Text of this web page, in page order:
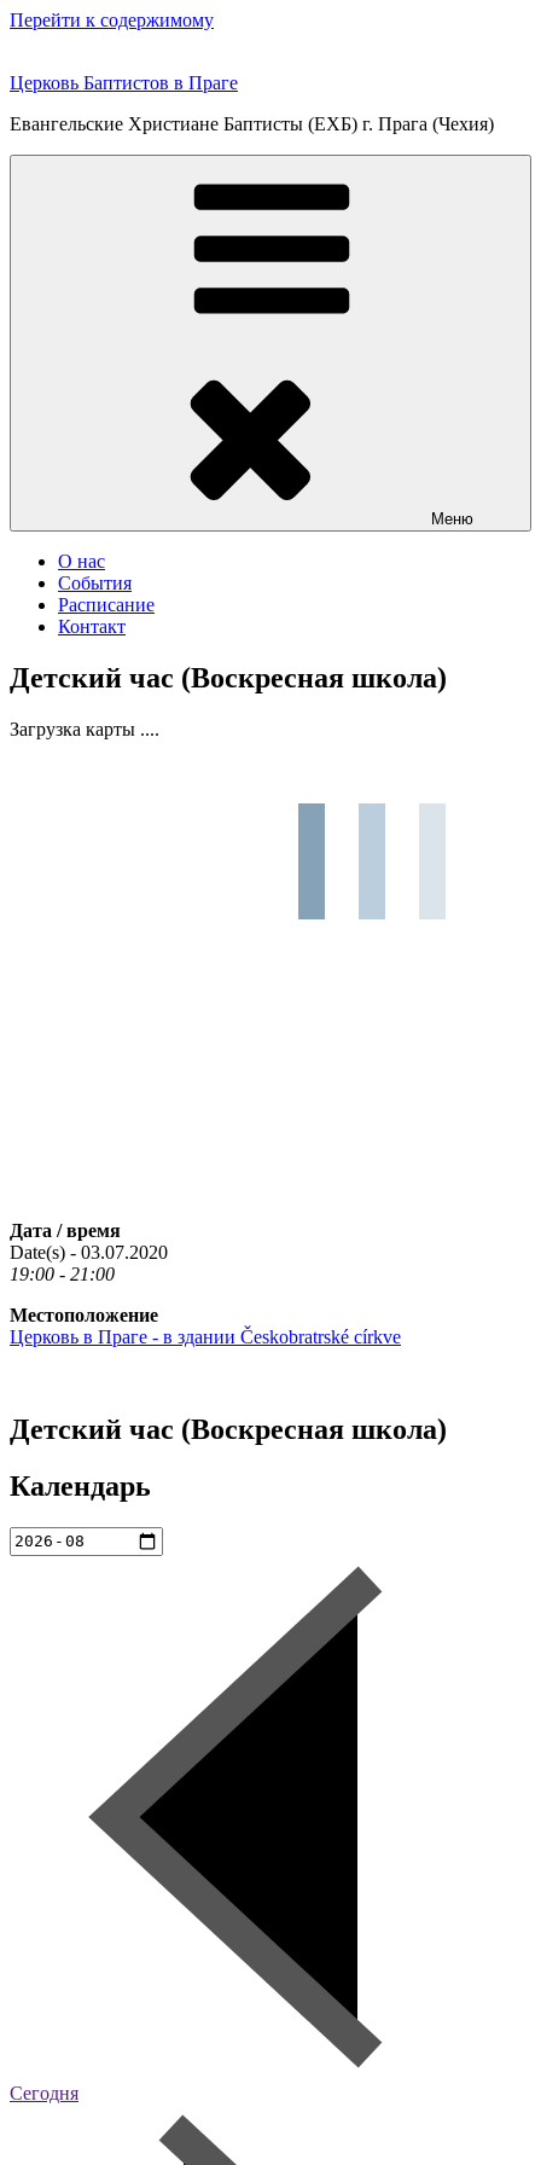
Перейти к содержимому
Церковь Баптистов в Праге
Евангельские Христиане Баптисты (ЕХБ) г. Прага (Чехия)
Меню
О нас
События
Расписание
Контакт
Детский час (Воскресная школа)
Загрузка карты ....
Дата / время
Date(s) - 03.07.2020
19:00 - 21:00
Местоположение
Церковь в Праге - в здании Českobratrské církve
Детский час (Воскресная школа)
Календарь
Сегодня